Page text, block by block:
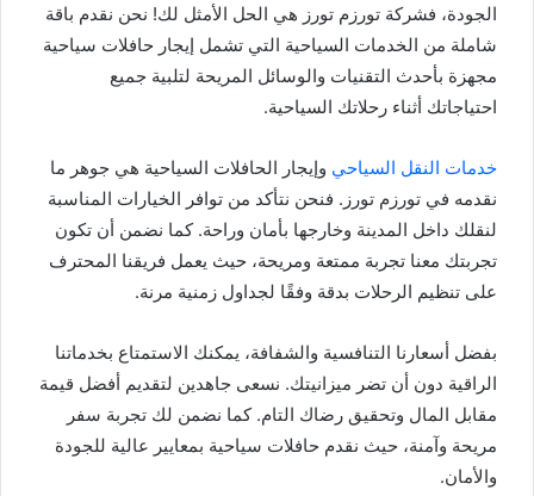
الجودة، فشركة تورزم تورز هي الحل الأمثل لك! نحن نقدم باقة
شاملة من الخدمات السياحية التي تشمل إيجار حافلات سياحية
مجهزة بأحدث التقنيات والوسائل المريحة لتلبية جميع
احتياجاتك أثناء رحلاتك السياحية.
خدمات النقل السياحي وإيجار الحافلات السياحية هي جوهر ما
نقدمه في تورزم تورز. فنحن نتأكد من توافر الخيارات المناسبة
لنقلك داخل المدينة وخارجها بأمان وراحة. كما نضمن أن تكون
تجربتك معنا تجربة ممتعة ومريحة، حيث يعمل فريقنا المحترف
على تنظيم الرحلات بدقة وفقًا لجداول زمنية مرنة.
بفضل أسعارنا التنافسية والشفافة، يمكنك الاستمتاع بخدماتنا
الراقية دون أن تضر ميزانيتك. نسعى جاهدين لتقديم أفضل قيمة
مقابل المال وتحقيق رضاك التام. كما نضمن لك تجربة سفر
مريحة وآمنة، حيث نقدم حافلات سياحية بمعايير عالية للجودة
والأمان.